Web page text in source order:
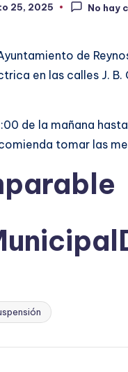
25, 2025 No hay
de
en las calles J.
de la mañana
tomar las